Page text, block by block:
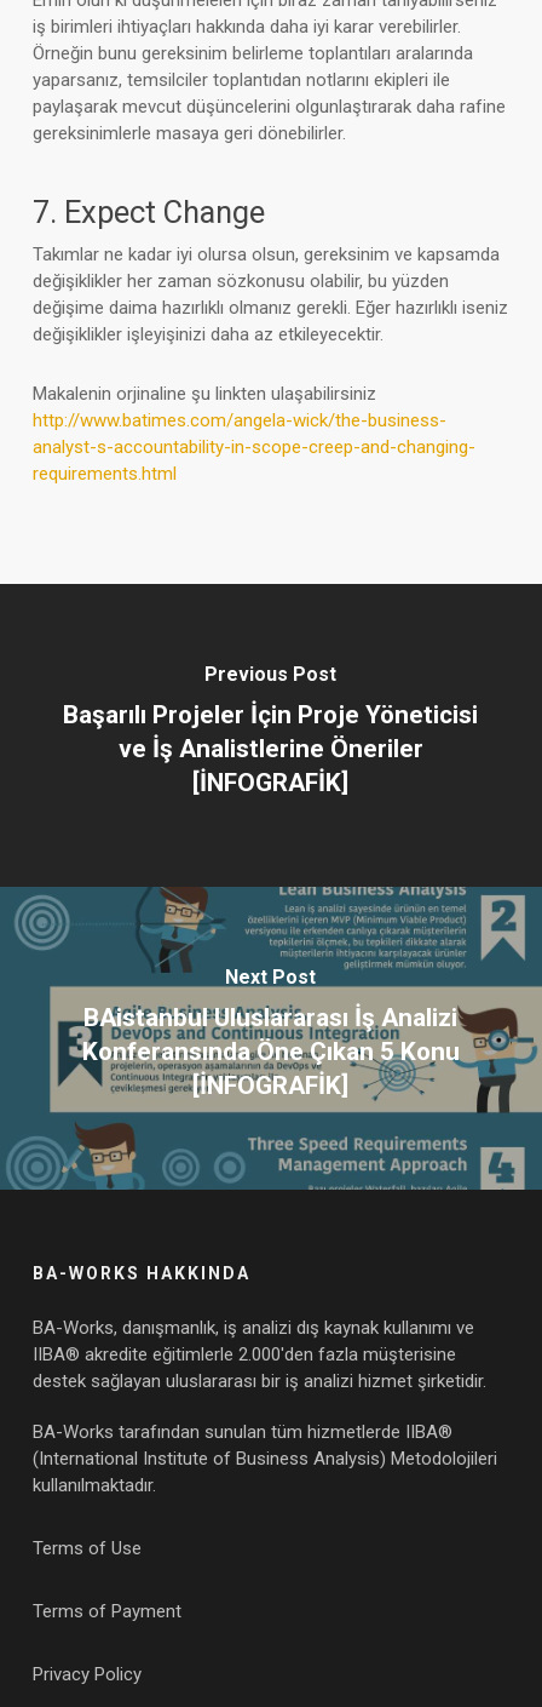
iş birimleri ihtiyaçları hakkında daha iyi karar verebilirler.
Örneğin bunu gereksinim belirleme toplantıları aralarında
yaparsanız, temsilciler toplantıdan notlarını ekipleri ile
paylaşarak mevcut düşüncelerini olgunlaştırarak daha rafine
gereksinimlerle masaya geri dönebilirler.
7. Expect Change
Takımlar ne kadar iyi olursa olsun, gereksinim ve kapsamda
değişiklikler her zaman sözkonusu olabilir, bu yüzden
değişime daima hazırlıklı olmanız gerekli. Eğer hazırlıklı iseniz
değişiklikler işleyişinizi daha az etkileyecektir.
Makalenin orjinaline şu linkten ulaşabilirsiniz
http://www.batimes.com/angela-wick/the-business-
analyst-s-accountability-in-scope-creep-and-changing-
requirements.html
Previous Post
Başarılı Projeler İçin Proje Yöneticisi
ve İş Analistlerine Öneriler
[İNFOGRAFİK]
Next Post
BAistanbul Uluslararası İş Analizi
Konferansında Öne Çıkan 5 Konu
[İNFOGRAFİK]
BA-WORKS HAKKINDA
BA-Works, danışmanlık, iş analizi dış kaynak kullanımı ve
IIBA® akredite eğitimlerle 2.000'den fazla müşterisine
destek sağlayan uluslararası bir iş analizi hizmet şirketidir.
BA-Works tarafından sunulan tüm hizmetlerde IIBA®
(International Institute of Business Analysis) Metodolojileri
kullanılmaktadır.
Terms of Use
Terms of Payment
Privacy Policy